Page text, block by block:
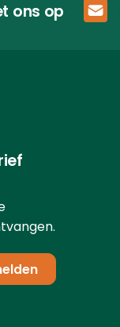
ons op